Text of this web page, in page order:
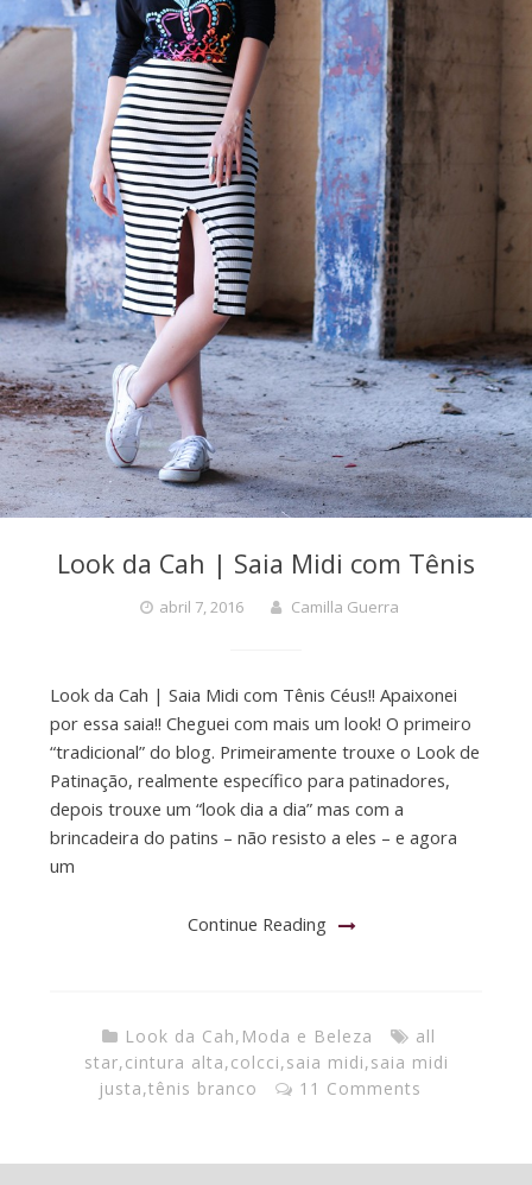
Look da Cah | Saia Midi com Tênis
abril 7, 2016 Camilla Guerra
Look da Cah | Saia Midi com Tênis Céus!! Apaixonei
por essa saia!! Cheguei com mais um look! O primeiro
“tradicional” do blog. Primeiramente trouxe o Look de
Patinação, realmente específico para patinadores,
depois trouxe um “look dia a dia” mas com a
brincadeira do patins – não resisto a eles – e agora
um
Continue Reading
Look da Cah, Moda e Beleza
all
star,cintura alta,colcci,saia midi,saia midi
justa,tênis branco 11 Comments